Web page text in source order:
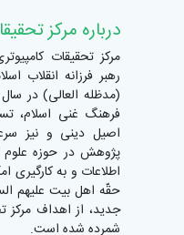
درباره مرکز
مرکز تحقیقات
رهبر فرزانه انقلاب
فرهنگ غنی اسلام،
اصیل دینی و نیز
پژوهش در حوزه علوم
اطلاعات و به کارگیری
حقّه اهل بیت علیهم
جدید، از اهداف مرکز
شمرده شده است.